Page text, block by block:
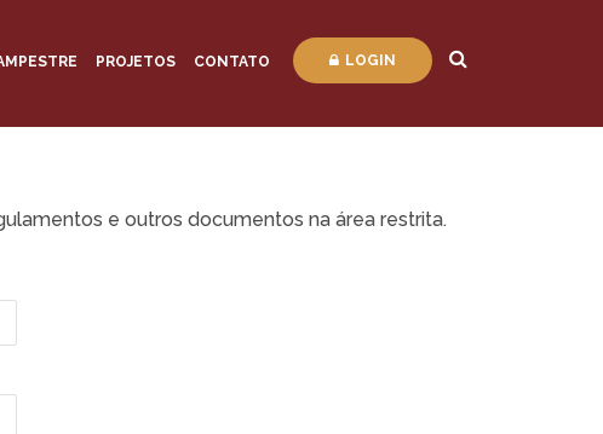
PROJETOS CONTATO LOGIN
e outros documentos na área restrita.